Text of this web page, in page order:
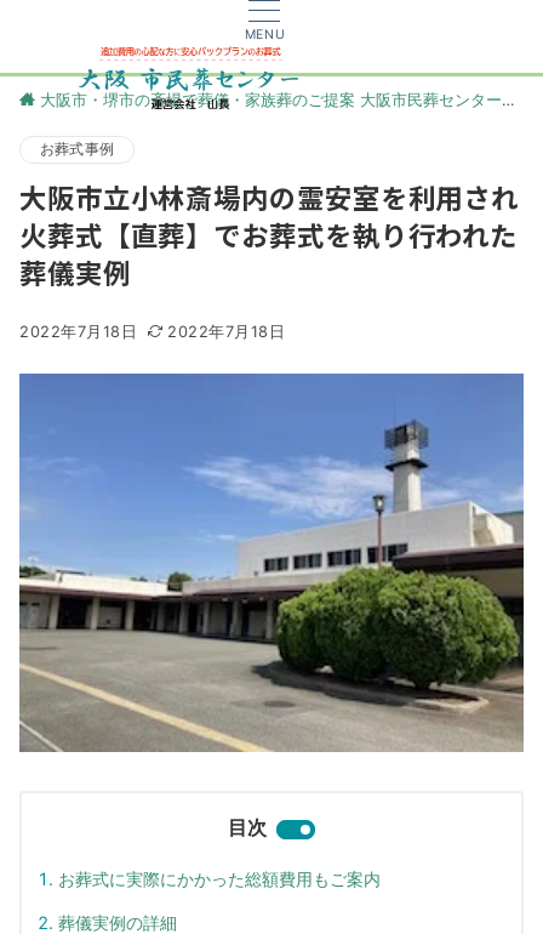
MENU
大阪市・堺市の斎場で葬儀・家族葬のご提案 大阪市民葬センター
お葬式事例
大阪市立小林斎場内の霊安室を利用され
火葬式【直葬】でお葬式を執り行われた
葬儀実例
2022年7月18日 2022年7月18日
目次
お葬式に実際にかかった総額費用もご案内
葬儀実例の詳細